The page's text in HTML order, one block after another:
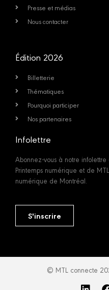
Presse et médias
Nous contacter
Édition 2026
Billetterie
Thématiques
Pourquoi participer
Nos partenaires
Infolettre
Abonnez-vous à notre
Printemps numérique et de
numérique de Montréal.
S'inscrire
© MTL connecte